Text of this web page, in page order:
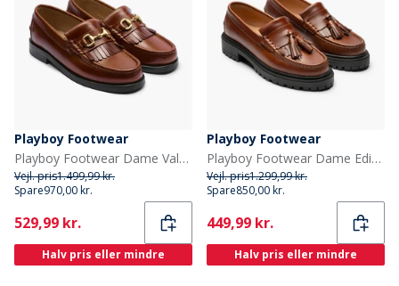
Playboy Footwear
Playboy Footwear Dame Valerie Loafers Brandy Leather
Vejl. pris1.499,99 kr.
Spare970,00 kr.
Current
529,99 kr.
Halv pris eller mindre
Playboy Footwear
Playboy Footwear Dame Edith loafers Brandy Leather
Vejl. pris1.299,99 kr.
Spare850,00 kr.
Current
449,99 kr.
Halv pris eller mindre